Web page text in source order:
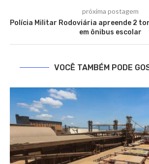
próxima postagem
Polícia Militar Rodoviária apreende 2
em ônibus escolar
VOCÊ TAMBÉM PODE